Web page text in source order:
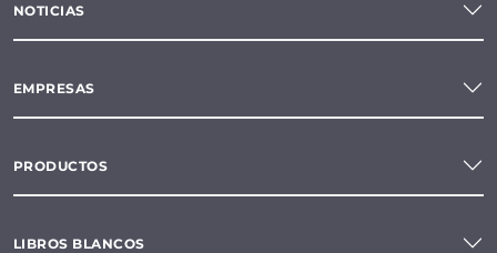
NOTICIAS
EMPRESAS
PRODUCTOS
LIBROS BLANCOS